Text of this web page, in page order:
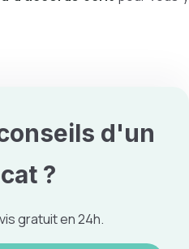
d'un
?
gratuit en 24h.